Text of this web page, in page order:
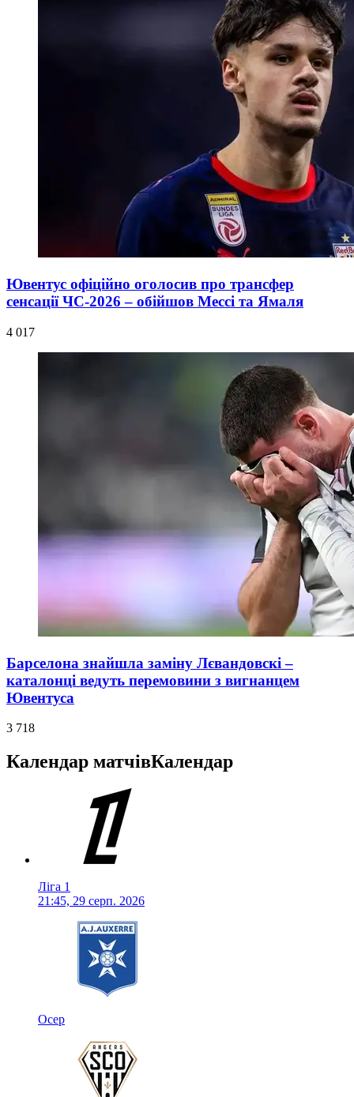
Ювентус офіційно оголосив про трансфер
сенсації ЧС-2026 – обійшов Мессі та Ямаля
4 017
Барселона знайшла заміну Лєвандовскі –
каталонці ведуть перемовини з вигнанцем
Ювентуса
3 718
Календар матчівКалендар
Ліга 1
21:45, 29 серп. 2026
Осер